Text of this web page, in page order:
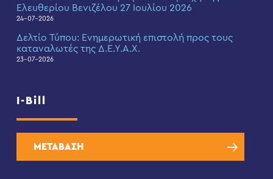
Ελευθερίου Βενιζέλου 27 Ιουλίου 2026
24-07-2026
Δελτίο Τύπου: Eνημερωτική επιστολή προς τους
καταναλωτές της Δ.Ε.Υ.Α.Χ.
23-07-2026
I-Bill
ΜΕΤΑΒΑΣΗ